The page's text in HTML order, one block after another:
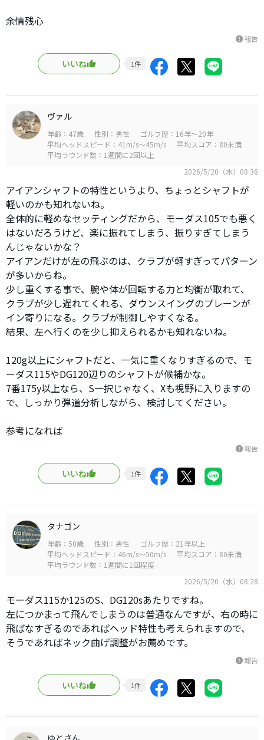
余情残心
report報告
いいね 1件
ヴァル
年齢：47歳 性別：男性
ゴルフ歴：16年～20年
平均ヘッドスピード：41m/s～45m/s
平均スコア：80未満
平均ラウンド数：1週間に2回以上
2026/5/20（水）08:36
アイアンシャフトの特性というより、ちょっとシャフトが
軽いのかも知れないね。
全体的に軽めなセッティングだから、モーダス105でも悪く
はないだろうけど、楽に振れてしまう、振りすぎてしまう
んじゃないかな？
アイアンだけが左の飛ぶのは、クラブが軽すぎってパターン
が多いからね。
少し重くする事で、腕や体が回転する力と均衡が取れて、
クラブが少し遅れてくれる、ダウンスイングのプレーンが
イン寄りになる。クラブが制御しやすくなる。
結果、左へ行くのを少し抑えられるかも知れないね。
120g以上にシャフトだと、一気に重くなりすぎるので、モ
ーダス115やDG120辺りのシャフトが候補かな。
7番175y以上なら、S一択じゃなく、Xも視野に入りますの
で、しっかり弾道分析しながら、検討してください。
参考になれば
report報告
いいね 1件
タナゴン
年齢：50歳 性別：男性
ゴルフ歴：21年以上
平均ヘッドスピード：46m/s～50m/s
平均スコア：80未満
平均ラウンド数：1週間に1回程度
2026/5/20（水）08:28
モーダス115か125のS、DG120sあたりですね。
左につかまって飛んでしまうのは普通なんですが、右の時に
飛ばなすぎるのであればヘッド特性も考えられますので、
そうであればネック曲げ調整がお薦めです。
report報告
いいね 1件
ゆとさん